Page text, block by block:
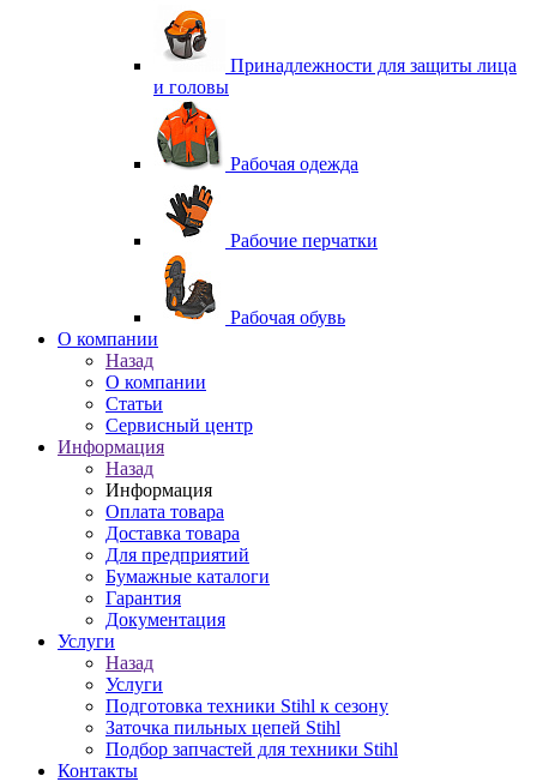
Принадлежности для защиты лица
и головы
Рабочая одежда
Рабочие перчатки
Рабочая обувь
O компании
Назад
O компании
Статьи
Сервисный центр
Информация
Назад
Информация
Оплата товара
Доставка товара
Для предприятий
Бумажные каталоги
Гарантия
Документация
Услуги
Назад
Услуги
Подготовка техники Stihl к сезону
Заточка пильных цепей Stihl
Подбор запчастей для техники Stihl
Контакты